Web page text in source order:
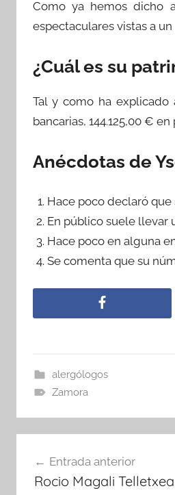
Como ya hemos dicho
espectaculares vistas a
¿Cuál es su
Tal y como ha explicado
bancarias, 144.125,00 €
Anécdotas de
Hace poco declaró que
En público suele llevar
Hace poco en alguna
Se comenta que su
alergólogos
Zamora
de
Entrada anterior
Rocio Magali